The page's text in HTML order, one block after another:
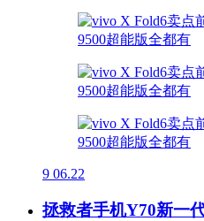
9 06.22
拯救者手机Y70新一